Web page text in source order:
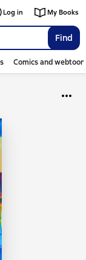
Find
Log in My Books
Comics and